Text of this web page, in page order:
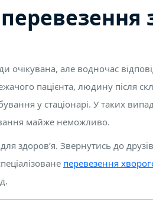
очікувана, але водночас
пацієнта, людину після
у стаціонарі. У таких
майже неможливо.
здоров’я. Звернутись до
перевезення